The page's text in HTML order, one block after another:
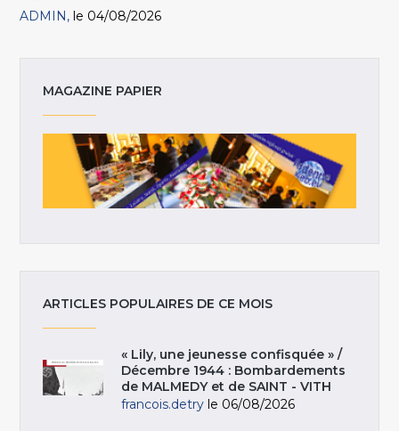
ADMIN le 04/08/2026
MAGAZINE PAPIER
ARTICLES POPULAIRES DE CE MOIS
« Lily, une jeunesse confisquée » /
Décembre 1944 : Bombardements
de MALMEDY et de SAINT - VITH
francois.detry le 06/08/2026